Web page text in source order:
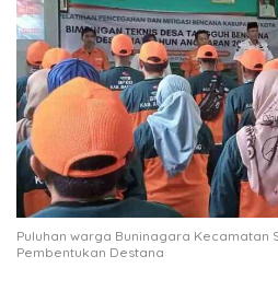
Puluhan warga Buninagara Kecamatan
Pembentukan Destana